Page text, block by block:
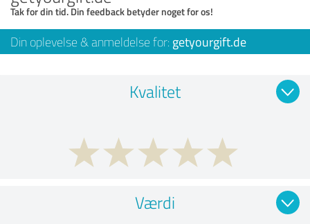
Tak for din tid. Din feedback betyder noget for os!
Din oplevelse & anmeldelse for: getyourgift.de
Kvalitet
Værdi